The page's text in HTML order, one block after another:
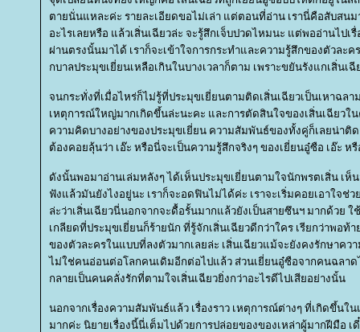
ตายนั่นแหละค่ะ รายละเอียดขอไม่เล่า แต่ตอนที่อ่าน เรานี่คือสับสน
อะไรเลยหรือ แล้วเสิ่นเฉียวล่ะ จะรู้สึกเจ็บปวดไหมนะ แต่พออ่านไปเ
ผ่านตรงนั้นมาได้ เราก็จะเข้าใจการกระทำและความรู้สึกของตัวละค
กบาลประมุขเยี่ยนเหลือเกินในบางเวลาก็ตาม เพราะขยันรังแกเสิ่นเฉี
จนกระทั่งที่เมื่อไหร่ก็ไม่รู้ที่ประมุขเยี่ยนตามติดเสิ่นเฉียวเป็นเหาฉล
เหตุการณ์ใหญ่มากเกิดขึ้นล่ะนะคะ และการตัดสินใจของเสิ่นเฉียวใ
ความคิดบางอย่างของประมุขเยี่ยน ความสัมพันธ์ของทั้งคู่ก็เลยน่าติด
ต้องคอยลุ้นว่า เอ๊ะ หรือนี่จะเป็นความรู้สึกจริงๆ ของเยี่ยนอู๋ซือ เอ๊ะ ห
ดังนั้นพอมาอ่านเล่มหลังๆ ได้เห็นประมุขเยี่ยนตามใจนักพรตเสิ่น เ
ฟังแล้วมันยังไงอยู่นะ เราก็จะอดฟินไม่ได้ค่ะ เราจะเริ่มคอยเอาใจช่ว
ล่ะว่าเสิ่นเฉียวนี่นอกจากจะดื้อรั้นมากแล้วยังเป็นสายซึนฯ มากด้วย ใ
เกลียดที่ประมุขเยี่ยนก็ร้ายนัก ที่รู้จักเสิ่นเฉียวดีกว่าใคร เรียกว่าพอท้
ของตัวละครในแบบที่ลงตัวมากเลยล่ะ เสิ่นเฉียวแม้จะยังคงรักษาคว
ไม่ใช่คนอ่อนต่อโลกคนเดิมอีกต่อไปแล้ว ส่วนเยี่ยนอู๋ซือจากคนฉลาด
กลายเป็นคนคลั่งรักที่ตามใจเสิ่นเฉียวยิ่งกว่าอะไรดีไปเสียอย่างนั้น
นอกจากเรื่องความสัมพันธ์แล้ว เรื่องราว เหตุการณ์ต่างๆ ที่เกิดขึ้นใ
มากค่ะ นิยายเรื่องนี้นี่เต็มไปด้วยการปล่อยของของเหล่าผู้มากฝีมือ เ